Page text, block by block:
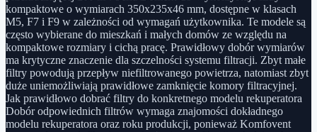
kompaktowe o wymiarach 350x235x46 mm, dostępne w klasach
M5, F7 i F9 w zależności od wymagań użytkownika. Te modele są
często wybierane do mieszkań i małych domów ze względu na
kompaktowe rozmiary i cichą pracę. Prawidłowy dobór wymiarów
ma krytyczne znaczenie dla szczelności systemu filtracji. Zbyt małe
filtry powodują przepływ niefiltrowanego powietrza, natomiast zbyt
duże uniemożliwiają prawidłowe zamknięcie komory filtracyjnej.
Jak prawidłowo dobrać filtry do konkretnego modelu rekuperatora
Dobór odpowiednich filtrów wymaga znajomości dokładnego
modelu rekuperatora oraz roku produkcji, ponieważ Komfovent